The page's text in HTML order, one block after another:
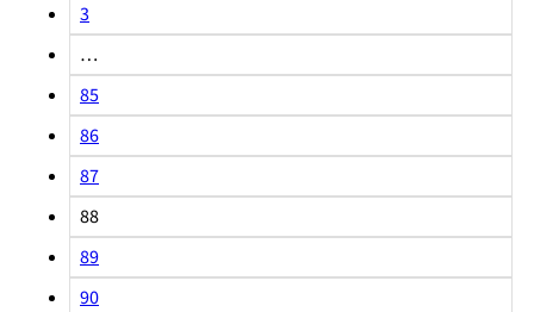
3
…
85
86
87
88
89
90